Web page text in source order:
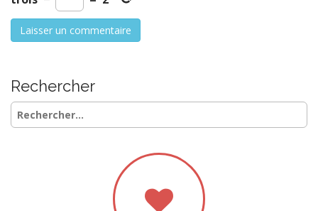
Rechercher
Rechercher :